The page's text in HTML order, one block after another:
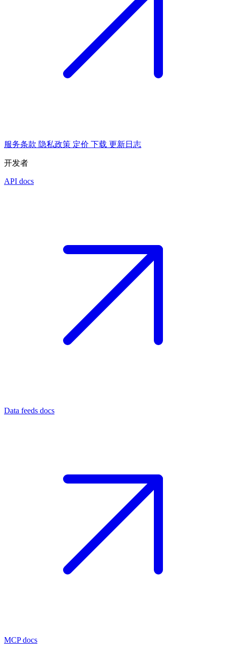
服务条款 隐私政策 定价 下载 更新日志
开发者
API docs
Data feeds docs
MCP docs